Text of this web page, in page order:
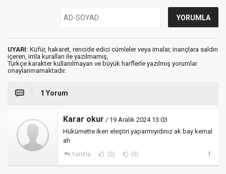
UYARI: Küfür, hakaret, rencide edici cümleler veya imalar, inançlara saldırı
içeren, imla kuralları ile yazılmamış,
Türkçe karakter kullanılmayan ve büyük harflerle yazılmış yorumlar
onaylanmamaktadır.
1 Yorum
Karar okur / 19 Aralık 2024 13:03
Hükümette iken eleştiri yaparmıyıdınız ak bay kemal
ah
Yanıtla (0) (0)